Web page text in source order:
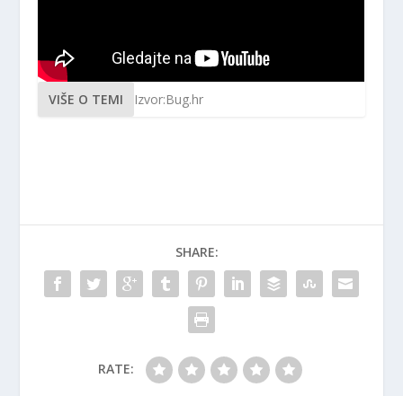
VIŠE O TEMI Izvor:Bug.hr
SHARE:
RATE: